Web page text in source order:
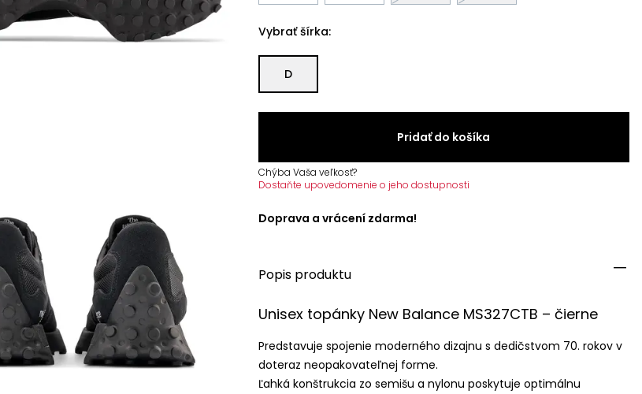
Vybrať šírka:
D
Pridať do košíka
Chýba Vaša veľkosť?
Dostaňte upovedomenie o jeho dostupnosti
Doprava a vrácení zdarma!
Popis produktu
Unisex topánky New Balance MS327CTB – čierne
Predstavuje spojenie moderného dizajnu s dedičstvom 70. rokov v
doteraz neopakovateľnej forme.
Ľahká konštrukcia zo semišu a nylonu poskytuje optimálnu